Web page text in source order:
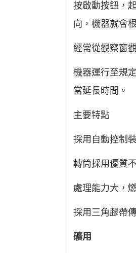
按啟動按鈕，
向，機器就會
經常從觀察窗
機器運行至規
當延長時間。
主要特點
採用自動控制
轉筒採用優質
處理能力大，
採用三角膠帶
礦用